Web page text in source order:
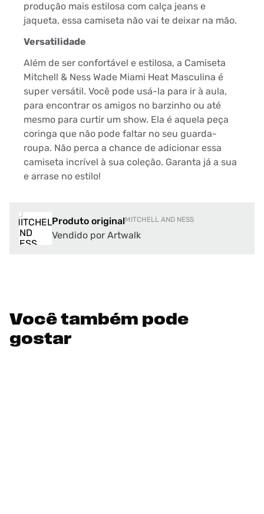
produção mais estilosa com calça jeans e
jaqueta, essa camiseta não vai te deixar na mão.
Versatilidade
Além de ser confortável e estilosa, a Camiseta
Mitchell & Ness Wade Miami Heat Masculina é
super versátil. Você pode usá-la para ir à aula,
para encontrar os amigos no barzinho ou até
mesmo para curtir um show. Ela é aquela peça
coringa que não pode faltar no seu guarda-
roupa. Não perca a chance de adicionar essa
camiseta incrível à sua coleção. Garanta já a sua
e arrase no estilo!
Produto originalMITCHELL AND NESS
Vendido por Artwalk
Você também pode
gostar